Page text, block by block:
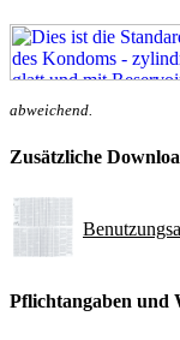
abweichend.
Zusätzliche
Pflichtangaben und